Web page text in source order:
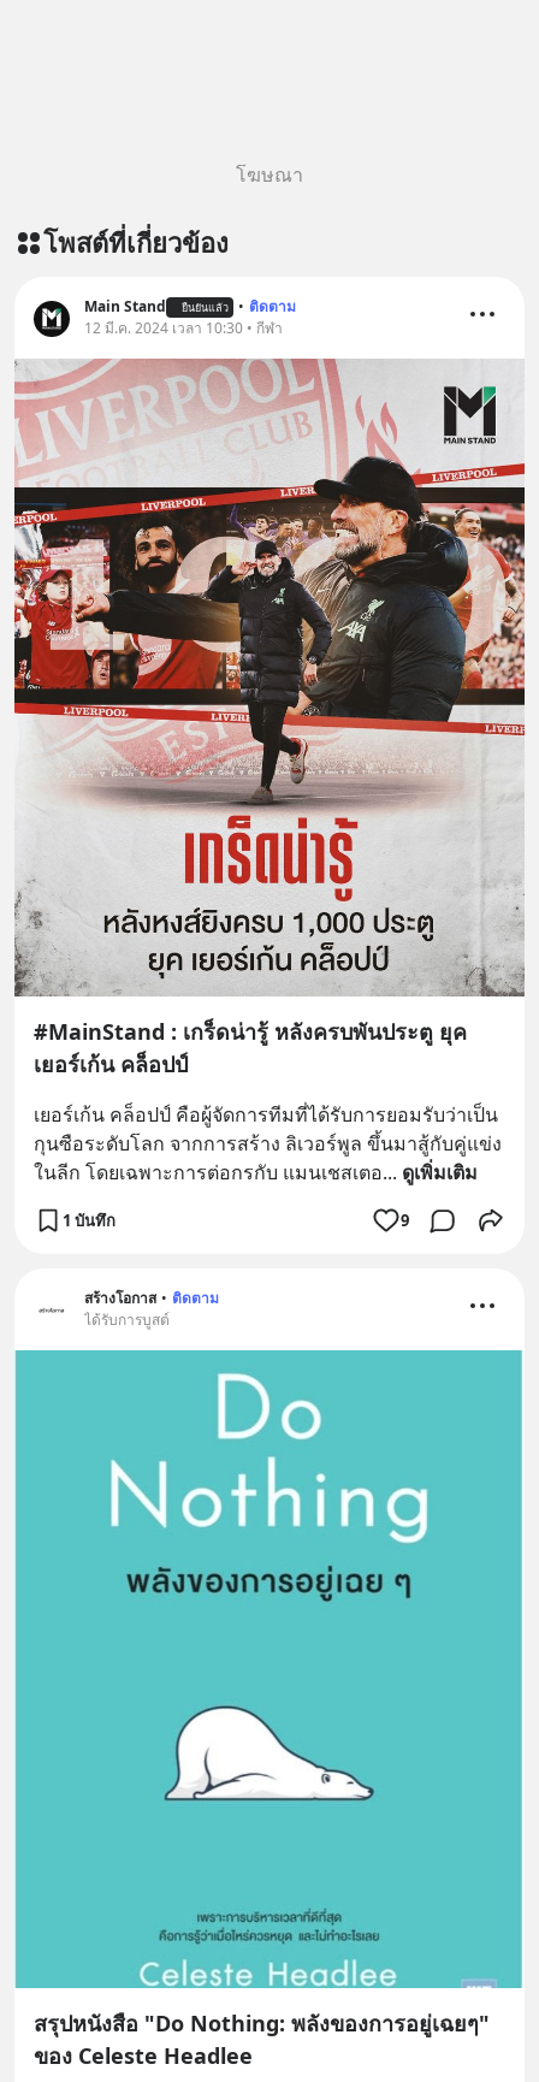
โฆษณา
โพสต์ที่เกี่ยวข้อง
Main Stand ยืนยันแล้ว • ติดตาม
12 มี.ค. 2024 เวลา 10:30 • กีฬา
#MainStand : เกร็ดน่ารู้ หลังครบพันประตู ยุค
เยอร์เก้น คล็อปป์
เยอร์เก้น คล็อปป์ คือผู้จัดการทีมที่ได้รับการยอมรับว่าเป็น
กุนซือระดับโลก จากการสร้าง ลิเวอร์พูล ขึ้นมาสู้กับคู่แข่ง
ในลีก โดยเฉพาะการต่อกรกับ แมนเชสเตอ... ดูเพิ่มเติม
1 บันทึก 9
สร้างโอกาส • ติดตาม
ได้รับการบูสต์
สรุปหนังสือ "Do Nothing: พลังของการอยู่เฉยๆ"
ของ Celeste Headlee